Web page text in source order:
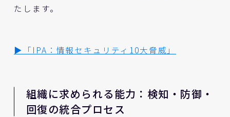
たします。
▶「IPA：情報セキュリティ10大脅威」
組織に求められる能力：検知・防御・
回復の統合プロセス